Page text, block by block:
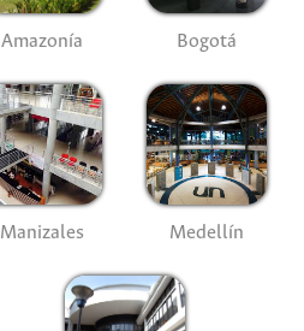
Amazonía Bogotá
Manizales Medellín